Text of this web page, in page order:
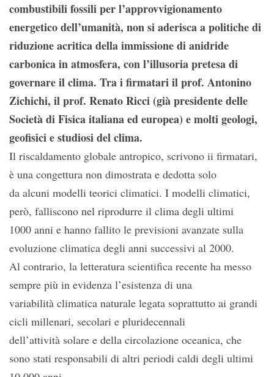
combustibili fossili per l’approvvigionamento
energetico dell’umanità, non si aderisca a politiche di
riduzione acritica della immissione di anidride
carbonica in atmosfera, con l’illusoria pretesa di
governare il clima. Tra i firmatari il prof. Antonino
Zichichi, il prof. Renato Ricci (già presidente delle
Società di Fisica italiana ed europea) e molti geologi,
geofisici e studiosi del clima.
Il riscaldamento globale antropico, scrivono ii firmatari,
è una congettura non dimostrata e dedotta solo
da alcuni modelli teorici climatici. I modelli climatici,
però, falliscono nel riprodurre il clima degli ultimi
1000 anni e hanno fallito le previsioni avanzate sulla
evoluzione climatica degli anni successivi al 2000.
Al contrario, la letteratura scientifica recente ha messo
sempre più in evidenza l’esistenza di una
variabilità climatica naturale legata soprattutto ai grandi
cicli millenari, secolari e pluridecennali
dell’attività solare e della circolazione oceanica, che
sono stati responsabili di altri periodi caldi degli ultimi